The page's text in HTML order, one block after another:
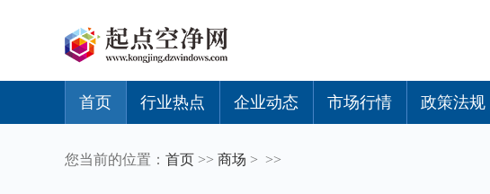
首页 行业热点 企业动态 市场行情 政策法规
您当前的位置： 首页 >> 商场 > >>